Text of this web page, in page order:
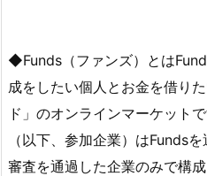
◆Funds（ファンズ）とは
成をしたい個人とお金を借り
ド」のオンラインマーケット
（以下、参加企業）はFunds
審査を通過した企業のみで構